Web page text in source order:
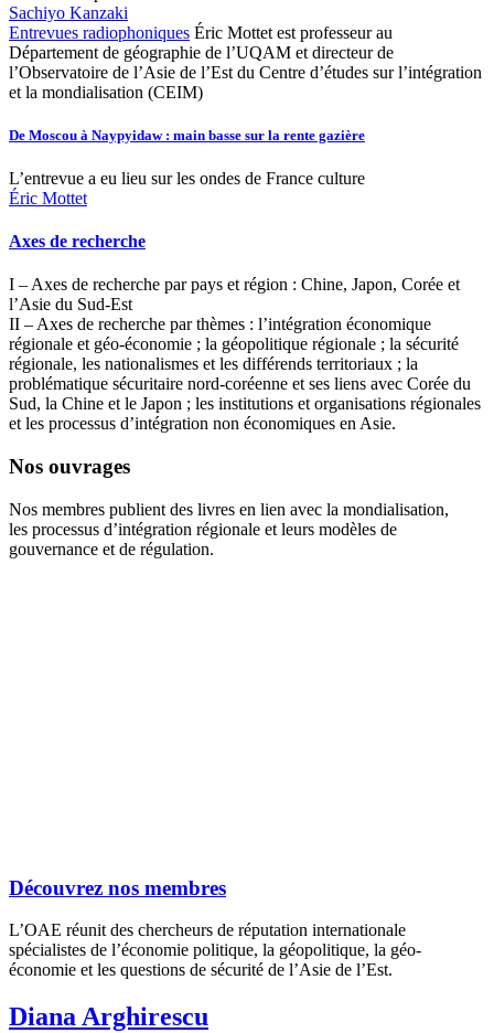
Sachiyo Kanzaki
Entrevues radiophoniques Éric Mottet est professeur au
Département de géographie de l’UQAM et directeur de
l’Observatoire de l’Asie de l’Est du Centre d’études sur l’intégration
et la mondialisation (CEIM)
De Moscou à Naypyidaw : main basse sur la rente gazière
L’entrevue a eu lieu sur les ondes de France culture
Éric Mottet
Axes de recherche
I – Axes de recherche par pays et région : Chine, Japon, Corée et
l’Asie du Sud-Est
II – Axes de recherche par thèmes : l’intégration économique
régionale et géo-économie ; la géopolitique régionale ; la sécurité
régionale, les nationalismes et les différends territoriaux ; la
problématique sécuritaire nord-coréenne et ses liens avec Corée du
Sud, la Chine et le Japon ; les institutions et organisations régionales
et les processus d’intégration non économiques en Asie.
Nos ouvrages
Nos membres publient des livres en lien avec la mondialisation,
les processus d’intégration régionale et leurs modèles de
gouvernance et de régulation.
Découvrez nos membres
L’OAE réunit des chercheurs de réputation internationale
spécialistes de l’économie politique, la géopolitique, la géo-
économie et les questions de sécurité de l’Asie de l’Est.
Diana Arghirescu